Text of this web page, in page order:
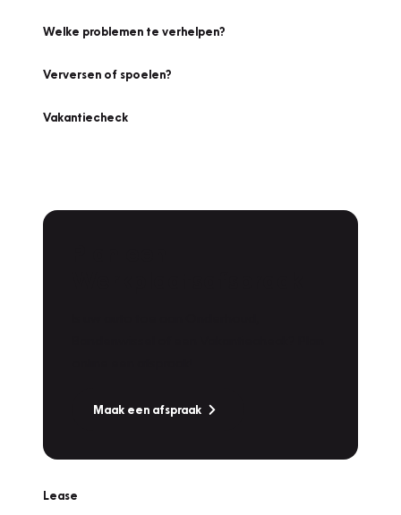
Welke problemen te verhelpen?
Verversen of spoelen?
Vakantiecheck
Maak een afspraak
Lease